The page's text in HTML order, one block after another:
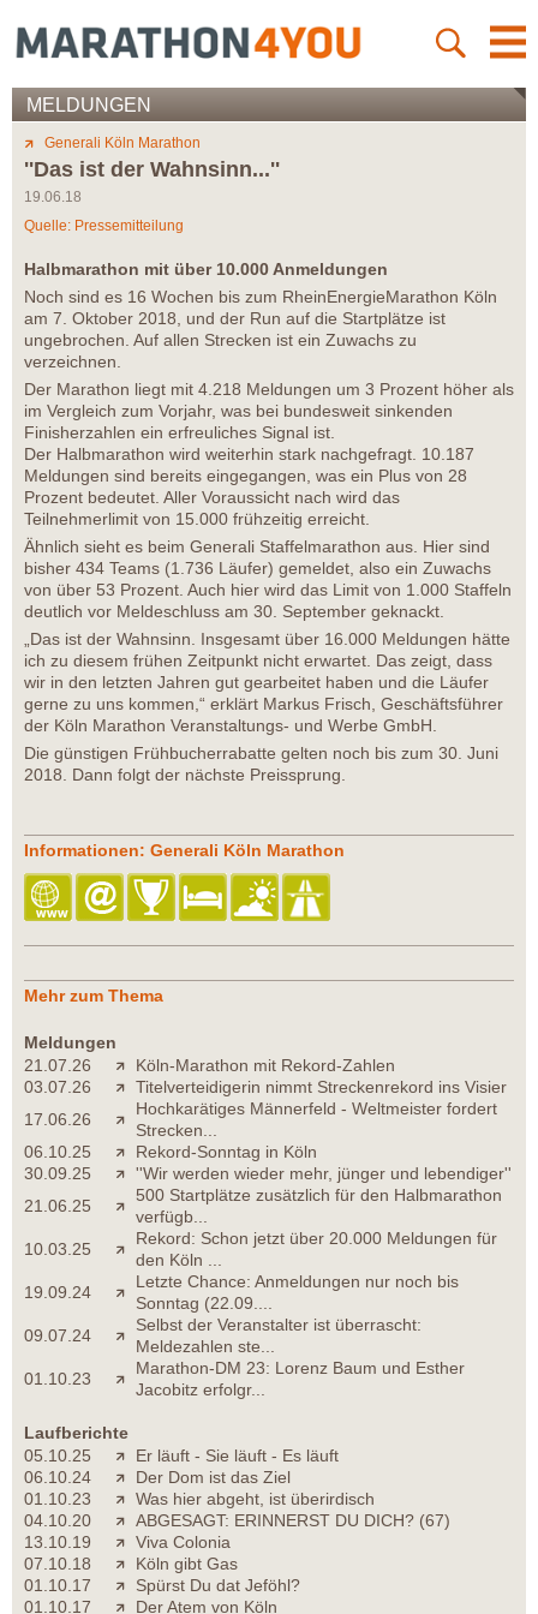
MELDUNGEN
Generali Köln Marathon
''Das ist der Wahnsinn...''
19.06.18
Quelle: Pressemitteilung
Halbmarathon mit über 10.000 Anmeldungen
Noch sind es 16 Wochen bis zum RheinEnergieMarathon Köln
am 7. Oktober 2018, und der Run auf die Startplätze ist
ungebrochen. Auf allen Strecken ist ein Zuwachs zu
verzeichnen.
Der Marathon liegt mit 4.218 Meldungen um 3 Prozent höher als
im Vergleich zum Vorjahr, was bei bundesweit sinkenden
Finisherzahlen ein erfreuliches Signal ist.
Der Halbmarathon wird weiterhin stark nachgefragt. 10.187
Meldungen sind bereits eingegangen, was ein Plus von 28
Prozent bedeutet. Aller Voraussicht nach wird das
Teilnehmerlimit von 15.000 frühzeitig erreicht.
Ähnlich sieht es beim Generali Staffelmarathon aus. Hier sind
bisher 434 Teams (1.736 Läufer) gemeldet, also ein Zuwachs
von über 53 Prozent. Auch hier wird das Limit von 1.000 Staffeln
deutlich vor Meldeschluss am 30. September geknackt.
„Das ist der Wahnsinn. Insgesamt über 16.000 Meldungen hätte
ich zu diesem frühen Zeitpunkt nicht erwartet. Das zeigt, dass
wir in den letzten Jahren gut gearbeitet haben und die Läufer
gerne zu uns kommen,“ erklärt Markus Frisch, Geschäftsführer
der Köln Marathon Veranstaltungs- und Werbe GmbH.
Die günstigen Frühbucherrabatte gelten noch bis zum 30. Juni
2018. Dann folgt der nächste Preissprung.
Informationen: Generali Köln Marathon
Mehr zum Thema
Meldungen
21.07.26
Köln-Marathon mit Rekord-Zahlen
03.07.26
Titelverteidigerin nimmt Streckenrekord ins Visier
17.06.26
Hochkarätiges Männerfeld - Weltmeister fordert
Strecken...
06.10.25
Rekord-Sonntag in Köln
30.09.25
''Wir werden wieder mehr, jünger und lebendiger''
21.06.25
500 Startplätze zusätzlich für den Halbmarathon
verfügb...
10.03.25
Rekord: Schon jetzt über 20.000 Meldungen für
den Köln ...
19.09.24
Letzte Chance: Anmeldungen nur noch bis
Sonntag (22.09....
09.07.24
Selbst der Veranstalter ist überrascht:
Meldezahlen ste...
01.10.23
Marathon-DM 23: Lorenz Baum und Esther
Jacobitz erfolgr...
Laufberichte
05.10.25
Er läuft - Sie läuft - Es läuft
06.10.24
Der Dom ist das Ziel
01.10.23
Was hier abgeht, ist überirdisch
04.10.20
ABGESAGT: ERINNERST DU DICH? (67)
13.10.19
Viva Colonia
07.10.18
Köln gibt Gas
01.10.17
Spürst Du dat Jeföhl?
01.10.17
Der Atem von Köln